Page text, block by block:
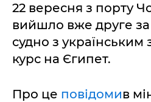
22 вересня з порту
вийшло вже друге за
судно з українським
курс на Єгипет.
Про це повідомив